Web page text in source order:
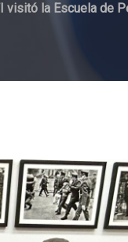
visitó la Escuela de